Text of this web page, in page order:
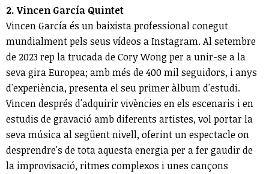
2. Vincen García Quintet
Vincen García és un baixista professional conegut
mundialment pels seus vídeos a Instagram. Al setembre
de 2023 rep la trucada de Cory Wong per a unir-se a la
seva gira Europea; amb més de 400 mil seguidors, i anys
d'experiència, presenta el seu primer àlbum d'estudi.
Vincen després d'adquirir vivències en els escenaris i en
estudis de gravació amb diferents artistes, vol portar la
seva música al següent nivell, oferint un espectacle on
desprendre's de tota aquesta energia per a fer gaudir de
la improvisació, ritmes complexos i unes cançons